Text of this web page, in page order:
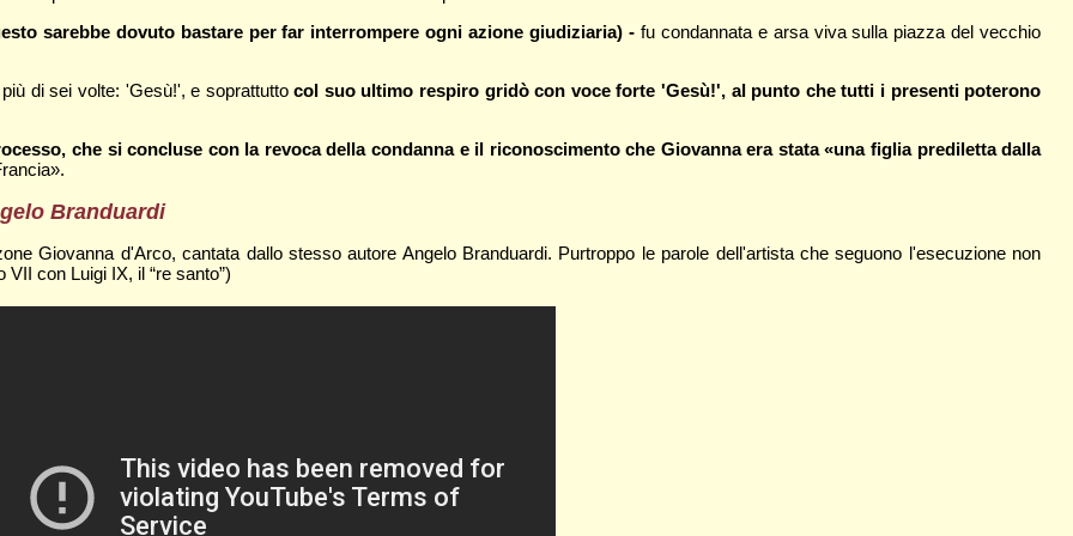
sarebbe dovuto bastare per far interrompere ogni azione giudiziaria) -fu condannata e arsa viva sulla piazza del vecchio
di sei volte: 'Gesù!', e soprattuttocol suo ultimo respiro gridò con voce forte 'Gesù!', al punto che tutti i presenti poterono
che si concluse con la revoca della condanna e il riconoscimento che Giovanna era stata «una figlia prediletta dalla
Branduardi
Giovanna d'Arco, cantata dallo stesso autore Angelo Branduardi. Purtroppo le parole dell'artista che seguono l'esecuzione non
con Luigi IX, il “re santo”)